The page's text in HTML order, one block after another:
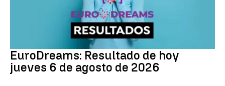
EuroDreams: Resultado de hoy
jueves 6 de agosto de 2026